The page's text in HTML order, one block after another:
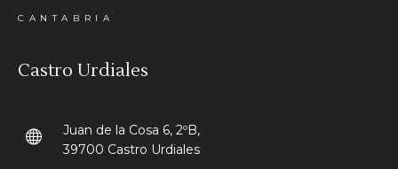
CANTABRIA
Castro Urdiales
Juan de la Cosa 6, 2ºB,
39700 Castro Urdiales